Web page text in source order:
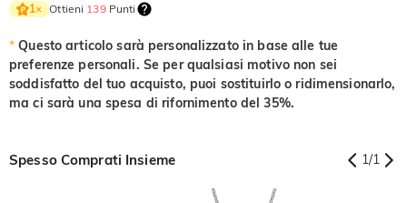
1× Ottieni 139Punti
* Questo articolo sarà personalizzato in base alle tue
preferenze personali. Se per qualsiasi motivo non sei
soddisfatto del tuo acquisto, puoi sostituirlo o ridimensionarlo,
ma ci sarà una spesa di rifornimento del 35%.
Spesso Comprati Insieme 1/1